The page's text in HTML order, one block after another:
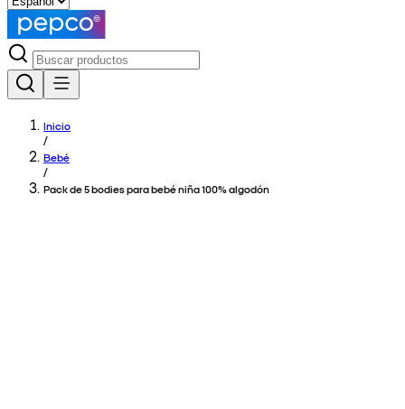
Inicio
/
Bebé
/
Pack de 5 bodies para bebé niña 100% algodón